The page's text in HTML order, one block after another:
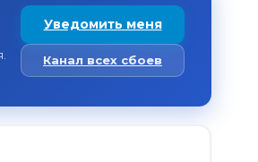
Уведомить меня
Канал всех сбоев